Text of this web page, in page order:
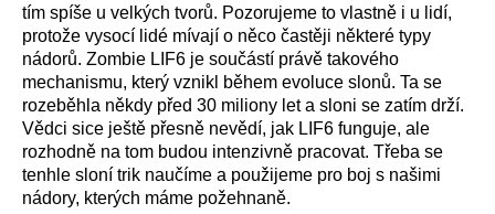
tím spíše u velkých tvorů. Pozorujeme to vlastně i u lidí,
protože vysocí lidé mívají o něco častěji některé typy
nádorů. Zombie LIF6 je součástí právě takového
mechanismu, který vznikl během evoluce slonů. Ta se
rozeběhla někdy před 30 miliony let a sloni se zatím drží.
Vědci sice ještě přesně nevědí, jak LIF6 funguje, ale
rozhodně na tom budou intenzivně pracovat. Třeba se
tenhle sloní trik naučíme a použijeme pro boj s našimi
nádory, kterých máme požehnaně.